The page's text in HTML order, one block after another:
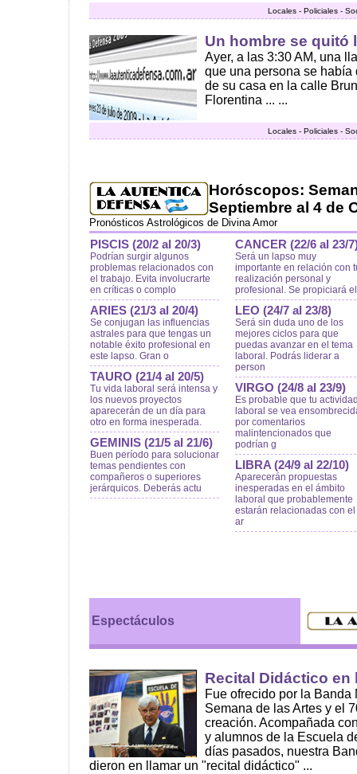
Locales - Policiales -
Un hombre se quitó
Ayer, a las 3:30 AM, una
que una persona se
de su casa en la calle
Florentina ... ...
Locales - Policiales -
Horóscopos:
Septiembre al 4 de
Pronósticos Astrológicos de Divina Amor
PISCIS (20/2 al 20/3)
Podrían surgir algunos
problemas relacionados con
el trabajo. Evita involucrarte
en críticas o complo
ARIES (21/3 al 20/4)
Se conjugan las influencias
astrales para que tengas un
notable éxito profesional en
este lapso. Gran o
TAURO (21/4 al 20/5)
Tu vida laboral será intensa y
los nuevos proyectos
aparecerán de un día para
otro en forma inesperada.
GEMINIS (21/5 al 21/6)
Buen período para solucionar
temas pendientes con
compañeros o superiores
jerárquicos. Deberás actu
CANCER (22/6 al 23/
Será un lapso muy
importante en relación con
realización personal y
profesional. Se propiciará el
LEO (24/7 al 23/8)
Será sin duda uno de los
mejores ciclos para que
puedas avanzar en el tema
laboral. Podrás liderar a
person
VIRGO (24/8 al 23/9)
Es probable que tu
laboral se vea
por comentarios
malintencionados que
podrían g
LIBRA (24/9 al 22/10)
Aparecerán propuestas
inesperadas en el ámbito
laboral que probablemente
estarán relacionadas con el
ar
Espectáculos
Recital Didáctico en
Fue ofrecido por la
Semana de las Artes y el
creación. Acompañada
y alumnos de la Escuela
días pasados, nuestra
dieron en llamar un "recital didáctico" ...